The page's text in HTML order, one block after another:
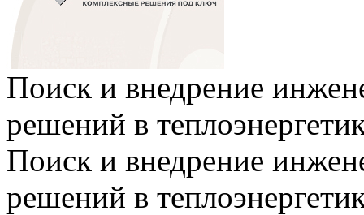
Поиск и внедрение
решений в
Поиск и внедрение
решений в